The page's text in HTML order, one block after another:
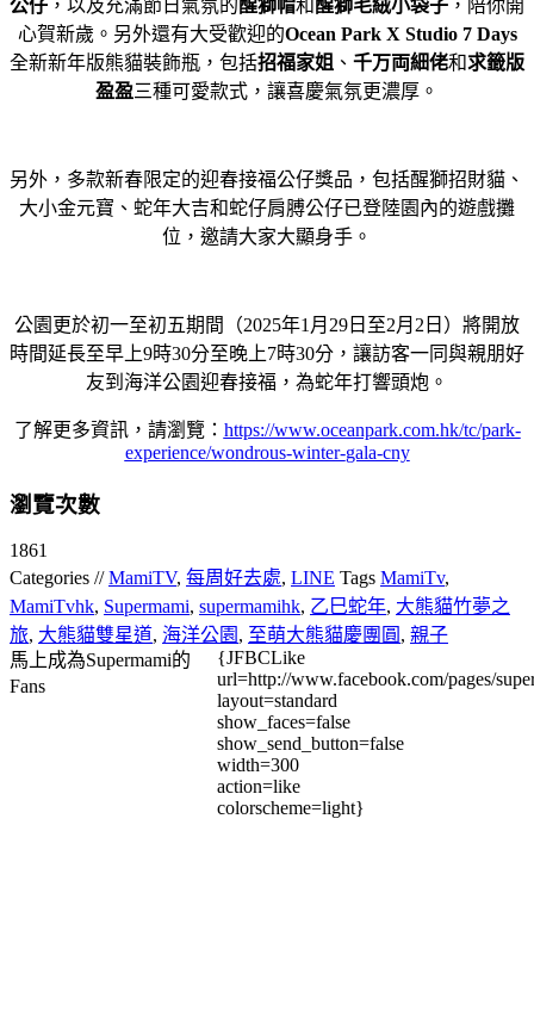
公仔 ， 以及充滿節日氣氛的醒獅帽和醒獅毛絨小袋子 ，陪你開
心賀新歲。 另外還有大受歡迎的Ocean Park X Studio 7 Days
全新新年版熊貓裝飾瓶，包括招福家姐 、 千万両細佬和求籤版
盈盈三種可愛款式，讓喜慶氣氛更濃厚。
另外，多款新春限定的迎春接福公仔獎品，包括醒獅招財貓、
大小金元寶、蛇年大吉和蛇仔肩膊公仔已登陸園內的遊戲攤
位， 邀請大家大顯身手。
公園更於初一至初五期間（2025年1月29日至2月2日） 將開放
時間延長至早上9時30分至晚上7時30分， 讓訪客一同與親朋好
友到海洋公園迎春接福，為蛇年打響頭炮。
了解更多資訊，請瀏覽： https://www.oceanpark.com.hk/tc/park-
experience/wondrous-winter-gala-cny
瀏覽次數
1861
Categories //MamiTV, 每周好去處, LINE Tags MamiTv,
MamiTvhk, Supermami, supermamihk, 乙巳蛇年, 大熊貓竹夢之
旅, 大熊貓雙星道, 海洋公園 , 至萌大熊貓慶團圓 , 親子
馬上成為Supermami的
Fans
{JFBCLike
url=http://www.facebook.com/pages/
layout=standard
show_faces=false
show_send_button=false
width=300
action=like
colorscheme=light}